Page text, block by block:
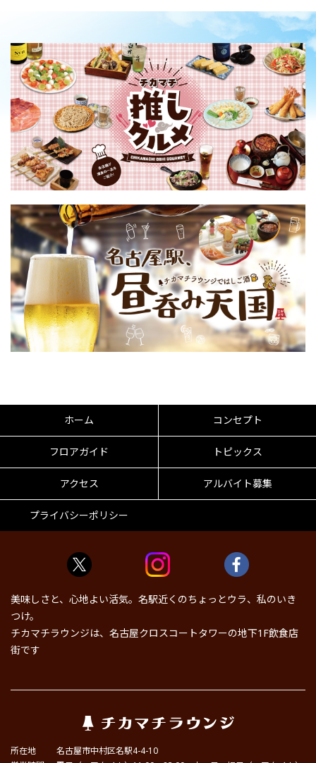
ホーム コンセプト
フロアガイド トピックス
アクセス アルバイト募集
プライバシーポリシー
美味しさと、心地よい活気。名駅近くのちょっとウラ、私のいき
つけ。
チカマチラウンジは、名古屋クロスコートタワーの地下1F飲食店
街です
所在地
名古屋市中村区名駅4-4-10